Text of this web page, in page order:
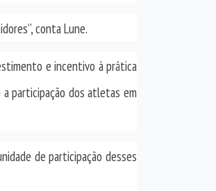
conta Lune.
e incentivo à prática
a participação dos atletas em
de participação desses